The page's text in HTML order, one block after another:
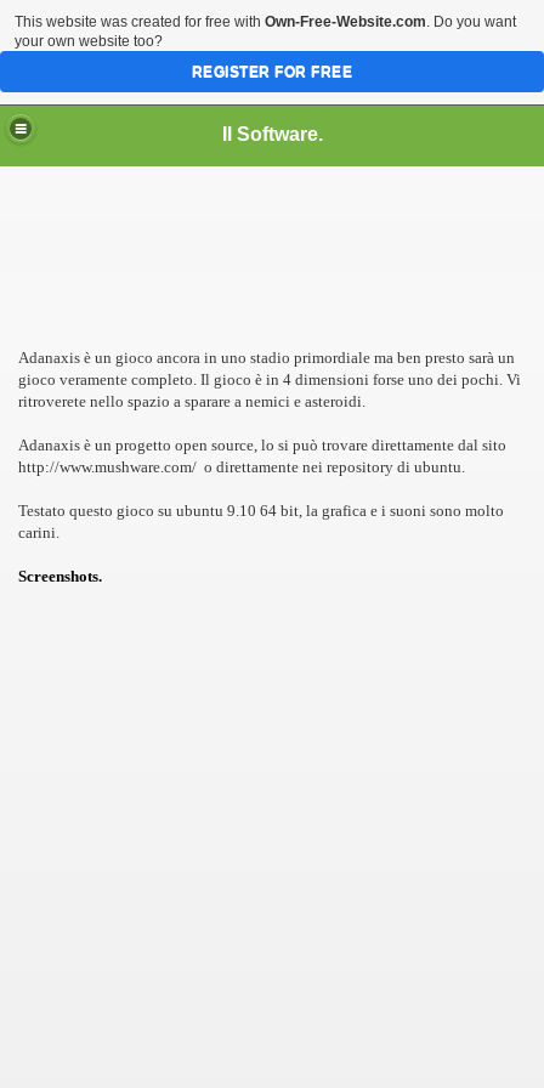
HOME GRAFICA & MULTIMEDIA
SISTEMI OPERATIVI
SOCIAL
Il Software.
Adanaxis è un gioco ancora in uno stadio primordiale ma ben presto sarà un
gioco veramente completo. Il gioco è in 4 dimensioni forse uno dei pochi. Vi
ritroverete nello spazio a sparare a nemici e asteroidi.
Adanaxis è un progetto open source, lo si può trovare direttamente dal sito
http://www.mushware.com/ o direttamente nei repository di ubuntu.
Testato questo gioco su ubuntu 9.10 64 bit, la grafica e i suoni sono molto
carini.
Screenshots.
Linux
This website was created for free with Own-Free-Website.com. Do you want
your own website too?
REGISTER FOR FREE